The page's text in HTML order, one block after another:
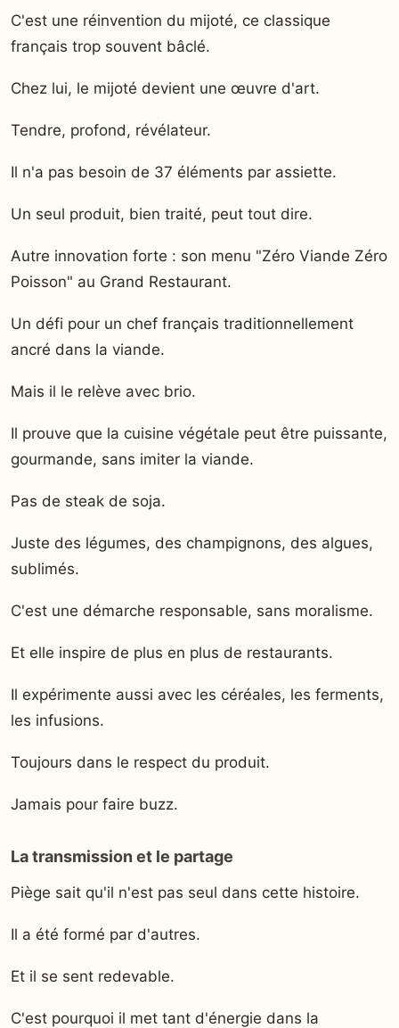
C'est une réinvention du mijoté, ce classique
français trop souvent bâclé.
Chez lui, le mijoté devient une œuvre d'art.
Tendre, profond, révélateur.
Il n'a pas besoin de 37 éléments par assiette.
Un seul produit, bien traité, peut tout dire.
Autre innovation forte : son menu "Zéro Viande Zéro
Poisson" au Grand Restaurant.
Un défi pour un chef français traditionnellement
ancré dans la viande.
Mais il le relève avec brio.
Il prouve que la cuisine végétale peut être puissante,
gourmande, sans imiter la viande.
Pas de steak de soja.
Juste des légumes, des champignons, des algues,
sublimés.
C'est une démarche responsable, sans moralisme.
Et elle inspire de plus en plus de restaurants.
Il expérimente aussi avec les céréales, les ferments,
les infusions.
Toujours dans le respect du produit.
Jamais pour faire buzz.
La transmission et le partage
Piège sait qu'il n'est pas seul dans cette histoire.
Il a été formé par d'autres.
Et il se sent redevable.
C'est pourquoi il met tant d'énergie dans la